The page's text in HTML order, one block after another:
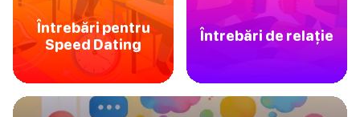
Întrebări pentru
Speed Dating
Întrebări de relație